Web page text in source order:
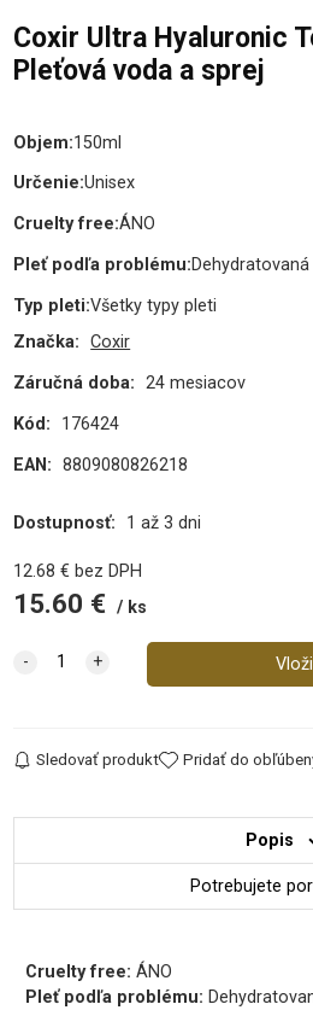
Coxir Ultra Hyaluronic
Pleťová voda a sprej
Objem:150ml
Určenie:Unisex
Cruelty free:ÁNO
Pleť podľa problému:
Typ pleti:Všetky typy pleti
Značka: Coxir
Záručná doba: 24 mesiacov
Kód:
176424
EAN: 8809080826218
Dostupnosť: 1 až 3 dni
12.68 € bez DPH
15.60 € ks
Sledovať produkt Pridať do
Popis
Potrebujete
Cruelty free:ÁNO
Pleť podľa problému: